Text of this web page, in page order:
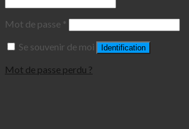
Mot de passe *
Se souvenir de moi
Identification
Mot de passe perdu ?